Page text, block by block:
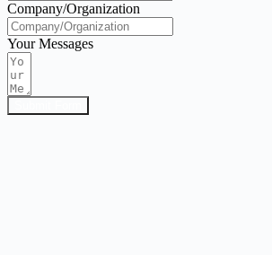
Company/Organization
Your Messages